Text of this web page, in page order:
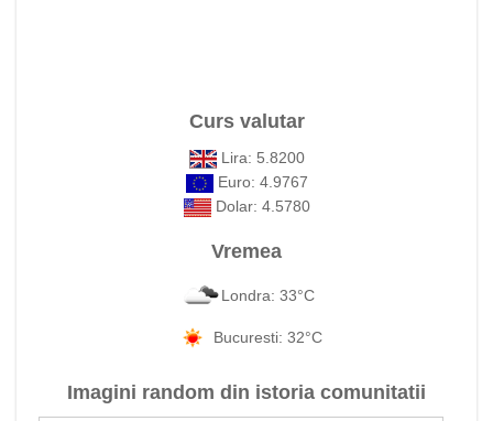
Curs valutar
Lira: 5.8200
Euro: 4.9767
Dolar: 4.5780
Vremea
Londra: 33°C
Bucuresti: 32°C
Imagini random din istoria comunitatii